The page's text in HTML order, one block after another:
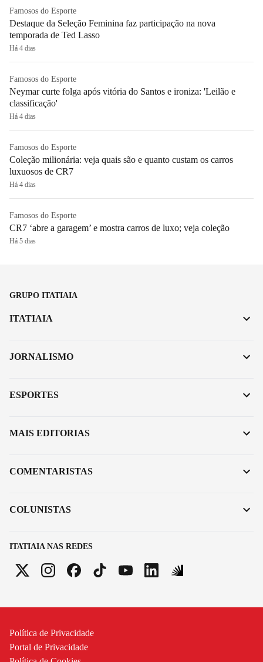
Famosos do Esporte
Destaque da Seleção Feminina faz participação na nova
temporada de Ted Lasso
Há 4 dias
Famosos do Esporte
Neymar curte folga após vitória do Santos e ironiza: 'Leilão e
classificação'
Há 4 dias
Famosos do Esporte
Coleção milionária: veja quais são e quanto custam os carros
luxuosos de CR7
Há 4 dias
Famosos do Esporte
CR7 ‘abre a garagem’ e mostra carros de luxo; veja coleção
Há 5 dias
GRUPO ITATIAIA
ITATIAIA NAS REDES
ITATIAIA
JORNALISMO
ESPORTES
MAIS EDITORIAS
COMENTARISTAS
COLUNISTAS
Política de Privacidade
Portal de Privacidade